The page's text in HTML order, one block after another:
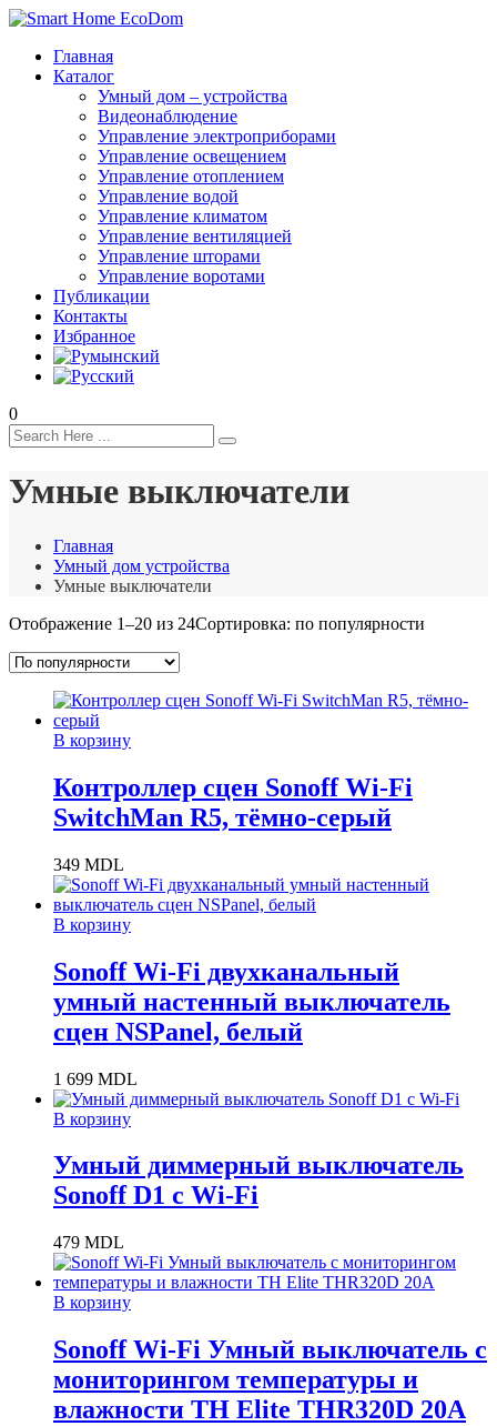
Главная
Каталог
Умный дом – устройства
Видеонаблюдение
Управление электроприборами
Управление освещением
Управление отоплением
Управление водой
Управление климатом
Управление вентиляцией
Управление шторами
Управление воротами
Публикации
Контакты
Избранное
0
Умные выключатели
Главная
Умный дом устройства
Умные выключатели
Отображение 1–20 из 24Сортировка: по популярности
В корзину
Контроллер сцен Sonoff Wi-Fi
SwitchMan R5, тёмно-серый
349 MDL
В корзину
Sonoff Wi-Fi двухканальный
умный настенный выключатель
сцен NSPanel, белый
1 699 MDL
В корзину
Умный диммерный выключатель
Sonoff D1 с Wi-Fi
479 MDL
В корзину
Sonoff Wi-Fi Умный выключатель с
мониторингом температуры и
влажности TH Elite THR320D 20A